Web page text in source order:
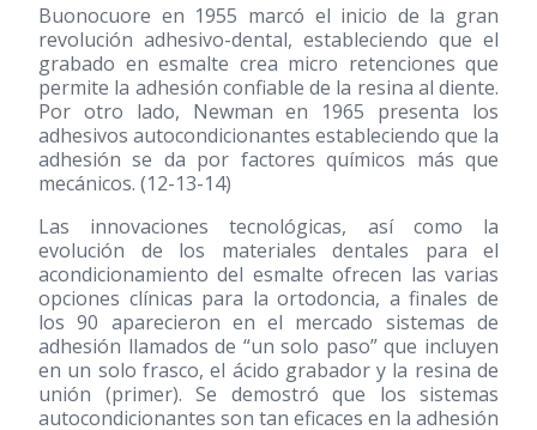
Buonocuore en 1955 marcó el inicio de la gran
revolución adhesivo-dental, estableciendo que el
grabado en esmalte crea micro retenciones que
permite la adhesión confiable de la resina al diente.
Por otro lado, Newman en 1965 presenta los
adhesivos autocondicionantes estableciendo que la
adhesión se da por factores químicos más que
mecánicos. (12-13-14)
Las innovaciones tecnológicas, así como la
evolución de los materiales dentales para el
acondicionamiento del esmalte ofrecen las varias
opciones clínicas para la ortodoncia, a finales de
los 90 aparecieron en el mercado sistemas de
adhesión llamados de “un solo paso” que incluyen
en un solo frasco, el ácido grabador y la resina de
unión (primer). Se demostró que los sistemas
autocondicionantes son tan eficaces en la adhesión